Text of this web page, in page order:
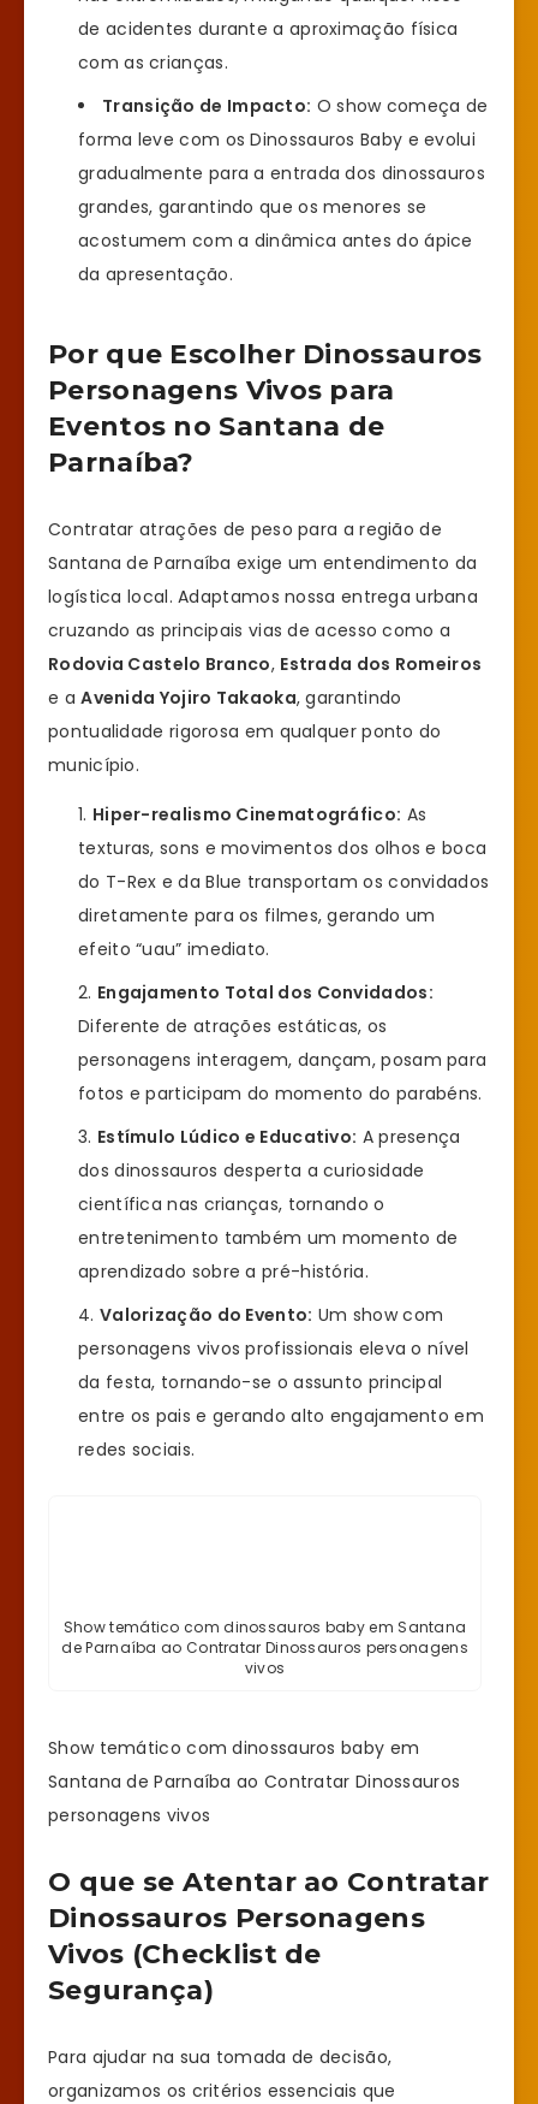
de acidentes durante a aproximação física
com as crianças.
Transição de Impacto: O show começa de
forma leve com os Dinossauros Baby e evolui
gradualmente para a entrada dos dinossauros
grandes, garantindo que os menores se
acostumem com a dinâmica antes do ápice
da apresentação.
Por que Escolher Dinossauros
Personagens Vivos para
Eventos no Santana de
Parnaíba?
Contratar atrações de peso para a região de
Santana de Parnaíba exige um entendimento da
logística local. Adaptamos nossa entrega urbana
cruzando as principais vias de acesso como a
Rodovia Castelo Branco, Estrada dos Romeiros
e aAvenida Yojiro Takaoka, garantindo
pontualidade rigorosa em qualquer ponto do
município.
Hiper-realismo Cinematográfico: As
texturas, sons e movimentos dos olhos e boca
do T-Rex e da Blue transportam os convidados
diretamente para os filmes, gerando um
efeito “uau” imediato.
Engajamento Total dos Convidados:
Diferente de atrações estáticas, os
personagens interagem, dançam, posam para
fotos e participam do momento do parabéns.
Estímulo Lúdico e Educativo: A presença
dos dinossauros desperta a curiosidade
científica nas crianças, tornando o
entretenimento também um momento de
aprendizado sobre a pré-história.
Valorização do Evento: Um show com
personagens vivos profissionais eleva o nível
da festa, tornando-se o assunto principal
entre os pais e gerando alto engajamento em
redes sociais.
Show temático com dinossauros baby em Santana
de Parnaíba ao Contratar Dinossauros personagens
vivos
Show temático com dinossauros baby em
Santana de Parnaíba ao Contratar Dinossauros
personagens vivos
O que se Atentar ao Contratar
Dinossauros Personagens
Vivos (Checklist de
Segurança)
Para ajudar na sua tomada de decisão,
organizamos os critérios essenciais que